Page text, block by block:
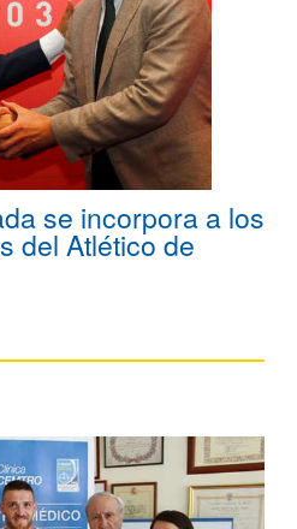
se incorpora a los
del Atlético de